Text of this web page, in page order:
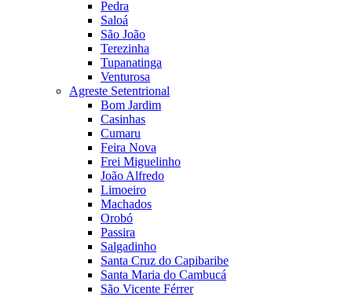
Pedra
Saloá
São João
Terezinha
Tupanatinga
Venturosa
Agreste Setentrional
Bom Jardim
Casinhas
Cumaru
Feira Nova
Frei Miguelinho
João Alfredo
Limoeiro
Machados
Orobó
Passira
Salgadinho
Santa Cruz do Capibaribe
Santa Maria do Cambucá
São Vicente Férrer